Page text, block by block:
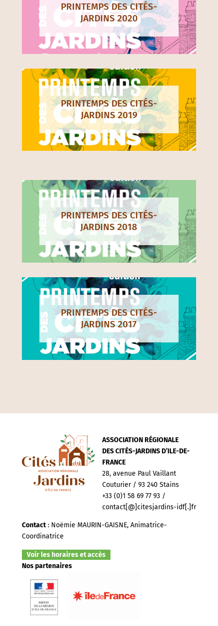
PRINTEMPS DES CITÉS-
JARDINS 2020
PRINTEMPS DES CITÉS-
JARDINS 2019
PRINTEMPS DES CITÉS-
JARDINS 2018
PRINTEMPS DES CITÉS-
JARDINS 2017
ASSOCIATION RÉGIONALE
DES CITÉS-JARDINS D’ILE-DE-
FRANCE
28, avenue Paul Vaillant
Couturier / 93 240 Stains
+33 (0)1 58 69 77 93 /
contact[@]citesjardins-idf[.]fr
Contact: Noëmie MAURIN-GAISNE, Animatrice-
Coordinatrice
Voir les horaires et accès
Nos partenaires